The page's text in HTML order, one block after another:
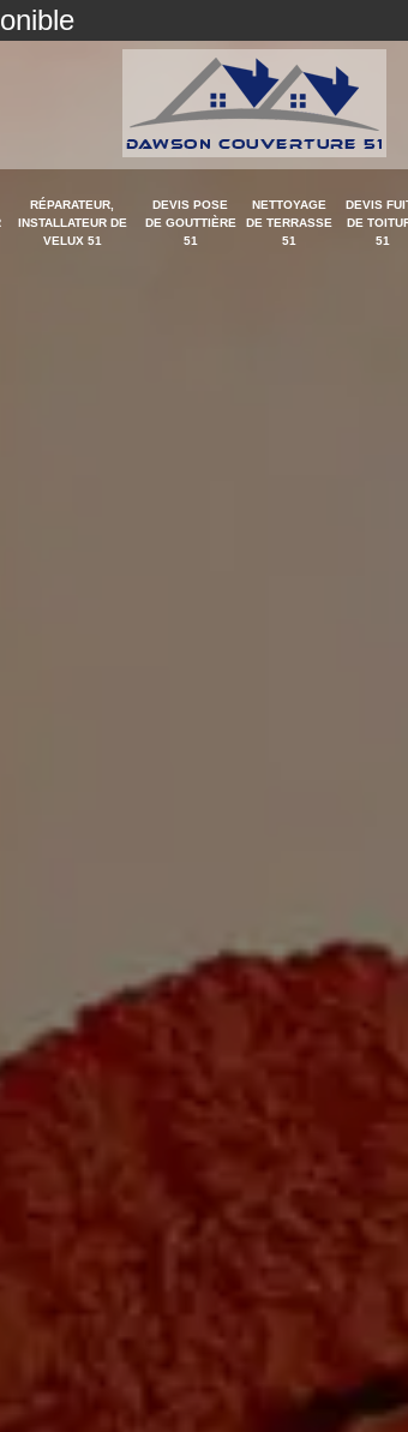
RÉPARATEUR,
INSTALLATEUR DE
VELUX 51
DEVIS POSE
DE GOUTTIÈRE
51
NETTOYAGE
DE TERRASSE
51
DEVIS
DE
51